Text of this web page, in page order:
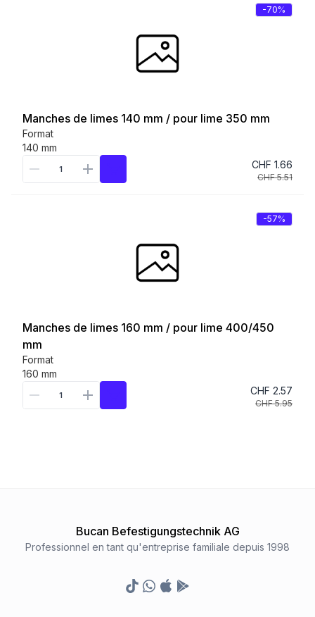
Manches de limes 140 mm / pour lime 350 mm
Format
140 mm
CHF 1.66
CHF 5.51
-70%
Manches de limes 160 mm / pour lime 400/450
mm
Format
160 mm
CHF 2.57
CHF 5.95
-57%
Bucan Befestigungstechnik AG
Professionnel en tant qu'entreprise familiale depuis 1998
TikTokWhatsapp
Appstore
Google Play Store